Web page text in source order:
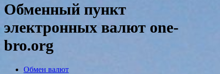
Обменный пункт
электронных валют one-
bro.org
Обмен валют